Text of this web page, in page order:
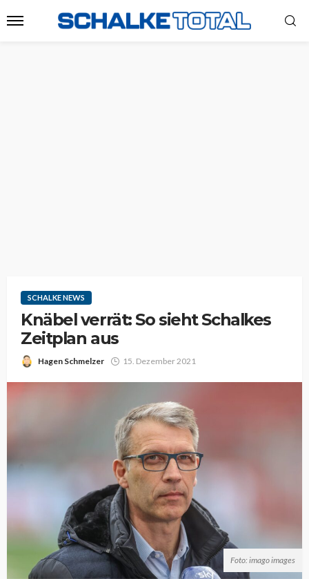
SCHALKE NEWS
Knäbel verrät: So sieht Schalkes
Zeitplan aus
Hagen Schmelzer 15. Dezember 2021
Foto: imago images